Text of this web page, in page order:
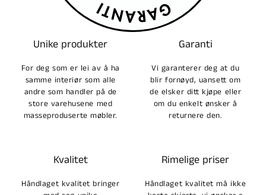
Unike produkter
For deg som er lei av å ha
samme interiør som alle
andre som handler på de
store varehusene med
masseproduserte møbler.
Garanti
Vi garanterer deg at du
blir fornøyd, uansett om
de elsker ditt kjøpe eller
om du enkelt ønsker å
returnere den.
Kvalitet
Håndlaget kvalitet bringer
Rimelige priser
Håndlaget kvalitet må ikke